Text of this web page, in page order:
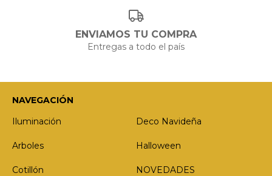
ENVIAMOS TU COMPRA
Entregas a todo el país
NAVEGACIÓN
Iluminación
Deco Navideña
Arboles Halloween
Cotillón NOVEDADES